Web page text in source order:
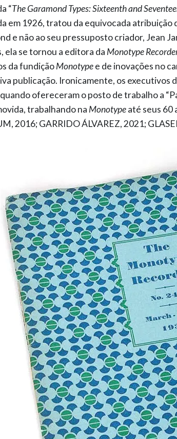
“The Garamond Types: Sixteenth and
em 1926, tratou da equivocada atribuição
e não ao seu pressuposto criador, Jean
ela se tornou a editora da Monotype
da fundiçãoMonotypee de inovações no
publicação. Ironicamente, os executivos
ofereceram o posto de trabalho a
trabalhando na Monotypeaté seus 60
2016; GARRIDO ÁLVAREZ, 2021;